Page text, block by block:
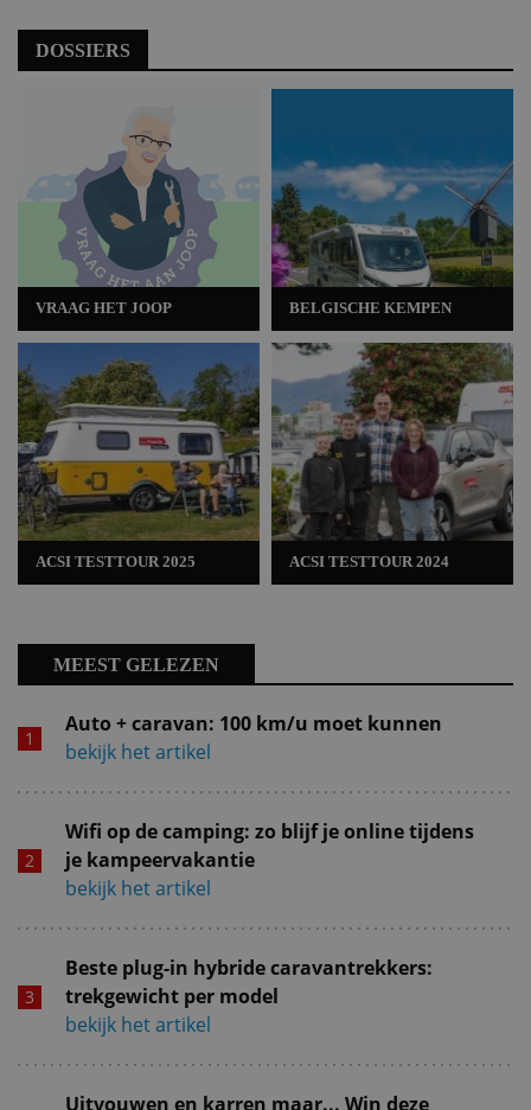
DOSSIERS
VRAAG HET JOOP
ACSI TESTTOUR 2025
BELGISCHE KEMPEN
ACSI TESTTOUR 2024
MEEST GELEZEN
Auto + caravan: 100 km/u moet kunnen
bekijk het artikel
Wifi op de camping: zo blijf je online tijdens
je kampeervakantie
bekijk het artikel
Beste plug-in hybride caravantrekkers:
trekgewicht per model
bekijk het artikel
Uitvouwen en karren maar... Win deze